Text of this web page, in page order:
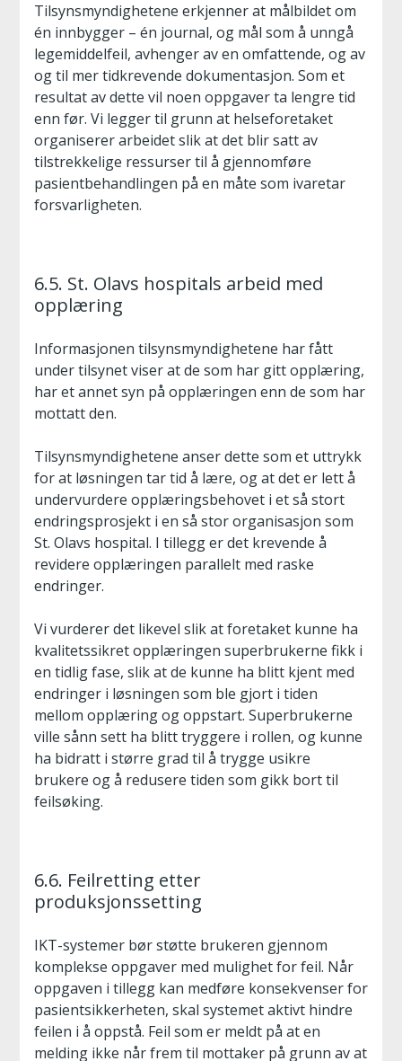
Tilsynsmyndighetene erkjenner at målbildet om
én innbygger – én journal, og mål som å unngå
legemiddelfeil, avhenger av en omfattende, og av
og til mer tidkrevende dokumentasjon. Som et
resultat av dette vil noen oppgaver ta lengre tid
enn før. Vi legger til grunn at helseforetaket
organiserer arbeidet slik at det blir satt av
tilstrekkelige ressurser til å gjennomføre
pasientbehandlingen på en måte som ivaretar
forsvarligheten.
6.5. St. Olavs hospitals arbeid med
opplæring
Informasjonen tilsynsmyndighetene har fått
under tilsynet viser at de som har gitt opplæring,
har et annet syn på opplæringen enn de som har
mottatt den.
Tilsynsmyndighetene anser dette som et uttrykk
for at løsningen tar tid å lære, og at det er lett å
undervurdere opplæringsbehovet i et så stort
endringsprosjekt i en så stor organisasjon som
St. Olavs hospital. I tillegg er det krevende å
revidere opplæringen parallelt med raske
endringer.
Vi vurderer det likevel slik at foretaket kunne ha
kvalitetssikret opplæringen superbrukerne fikk i
en tidlig fase, slik at de kunne ha blitt kjent med
endringer i løsningen som ble gjort i tiden
mellom opplæring og oppstart. Superbrukerne
ville sånn sett ha blitt tryggere i rollen, og kunne
ha bidratt i større grad til å trygge usikre
brukere og å redusere tiden som gikk bort til
feilsøking.
6.6. Feilretting etter
produksjonssetting
IKT-systemer bør støtte brukeren gjennom
komplekse oppgaver med mulighet for feil. Når
oppgaven i tillegg kan medføre konsekvenser for
pasientsikkerheten, skal systemet aktivt hindre
feilen i å oppstå. Feil som er meldt på at en
melding ikke når frem til mottaker på grunn av at